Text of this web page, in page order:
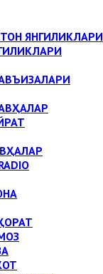
ЯНГИЛИКЛАРИ